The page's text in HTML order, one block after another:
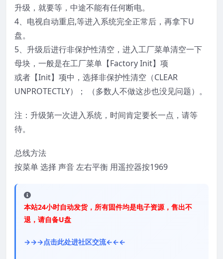
升级，就要等，中途不能有任何断电。
4、电视自动重启,等进入系统完全正常后，再拿下U
盘。
5、升级后进行非保护性清空，进入工厂菜单清空一下
母块，一般是在工厂菜单【Factory Init】项
或者【Init】项中，选择非保护性清空（CLEAR
UNPROTECTLY）； （多数人不做这步也没见问题）。
注：升级第一次进入系统，时间肯定要长一点，请等
待。
总线方法
按菜单 选择 声音 左右平衡 用遥控器按1969
本站24小时自动发货，所有固件均是电子资源，售出不
退，请自备U盘
→→→点击此处进社区交流←←←